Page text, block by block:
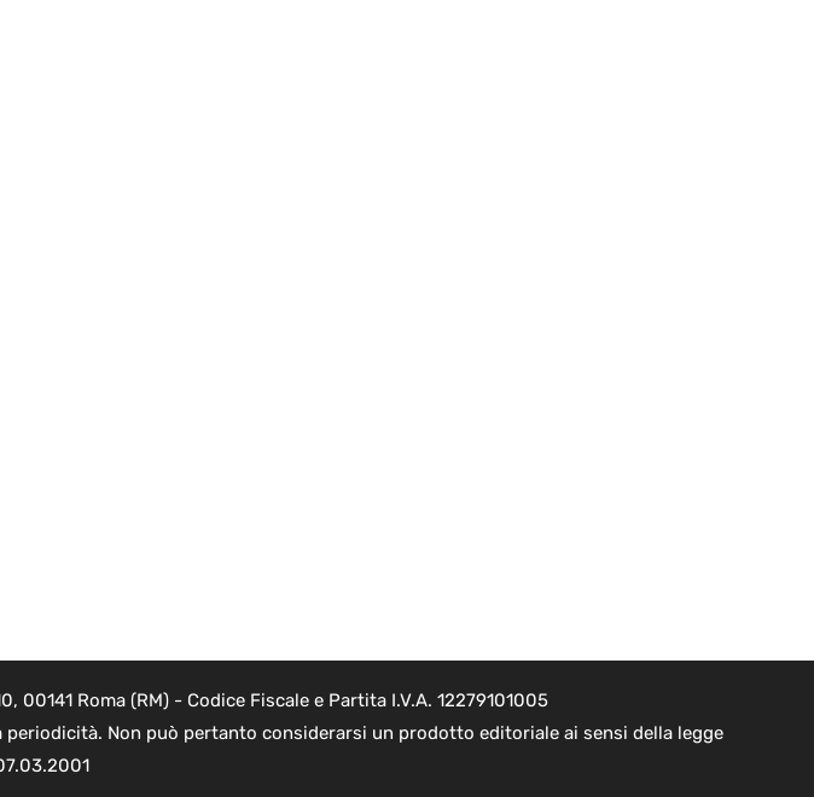
00141 Roma (RM) - Codice Fiscale e Partita I.V.A. 12279101005
Non può pertanto considerarsi un prodotto editoriale ai sensi della legge